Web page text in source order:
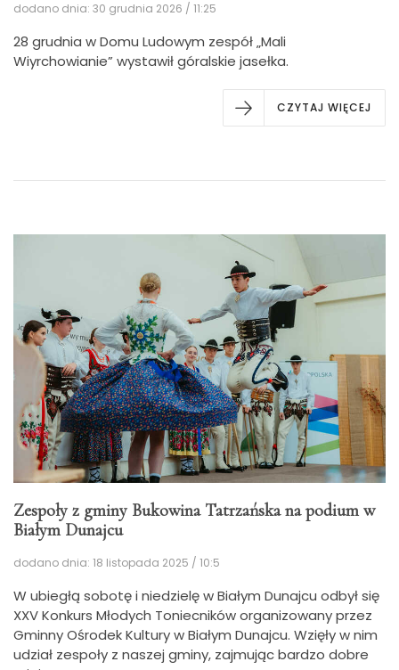
dodano dnia: 30 grudnia 2026 / 11:25
28 grudnia w Domu Ludowym zespół „Mali
Wiyrchowianie” wystawił góralskie jasełka.
CZYTAJ WIĘCEJ
Zespoły z gminy Bukowina Tatrzańska na podium w
Białym Dunajcu
dodano dnia: 18 listopada 2025 / 10:5
W ubiegłą sobotę i niedzielę w Białym Dunajcu odbył się
XXV Konkurs Młodych Toniecników organizowany przez
Gminny Ośrodek Kultury w Białym Dunajcu. Wzięły w nim
udział zespoły z naszej gminy, zajmując bardzo dobre